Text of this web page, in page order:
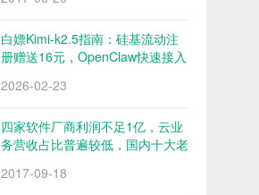
白嫖Kimi-k2.5指南：硅基流动注
册赠送16元，OpenClaw快速接入
2026-02-23
四家软件厂商利润不足1亿，云业
务营收占比普遍较低，国内十大老
2017-09-18